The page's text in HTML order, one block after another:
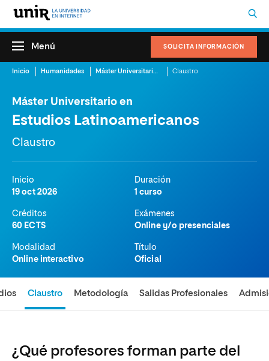
SOLICITA INFORMACIÓN
Menú
Inicio Humanidades Máster Universitario en Estudios Latinoamericanos Claustro
Máster Universitario en
Estudios Latinoamericanos
Claustro
Inicio
19 oct 2026
Duración
1 curso
Créditos
60 ECTS
Exámenes
Online y/o presenciales
Modalidad
Online interactivo
Título
Oficial
Claustro Metodología Salidas Profesionales
¿Qué profesores forman parte del